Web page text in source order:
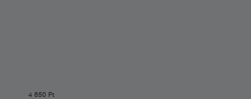
4 850 Ft